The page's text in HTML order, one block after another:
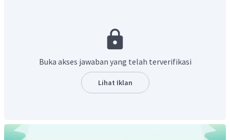
6 : Mawar
9 : Merah
Oleh karena itu, jawaban yang benar adalah B.
Buka akses jawaban yang telah terverifikasi
Lihat Iklan